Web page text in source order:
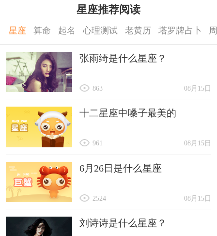
星座推荐阅读
星座 算命 起名 心理测试 老黄历 塔罗牌占卜
张雨绮是什么星座？
08月15日
863
十二星座中嗓子最美的
08月15日
961
6月26日是什么星座
08月15日
2524
刘诗诗是什么星座？